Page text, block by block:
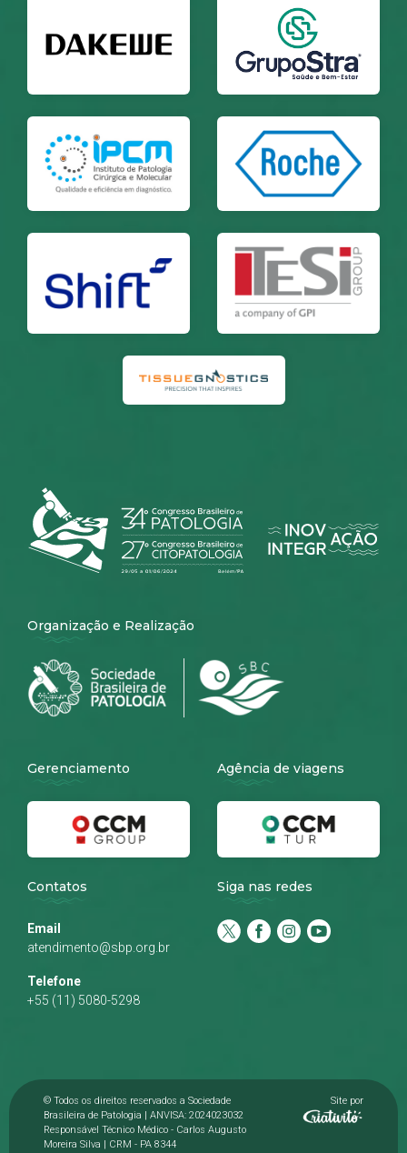
Organização e Realização
Gerenciamento Agência de viagens
Contatos
Email
atendimento@sbp.org.br
Telefone
+55 (11) 5080-5298
Siga nas redes
© Todos os direitos reservados a Sociedade
Brasileira de Patologia | ANVISA: 2024023032
Responsável Técnico Médico - Carlos Augusto
Moreira Silva | CRM - PA 8344
Site por